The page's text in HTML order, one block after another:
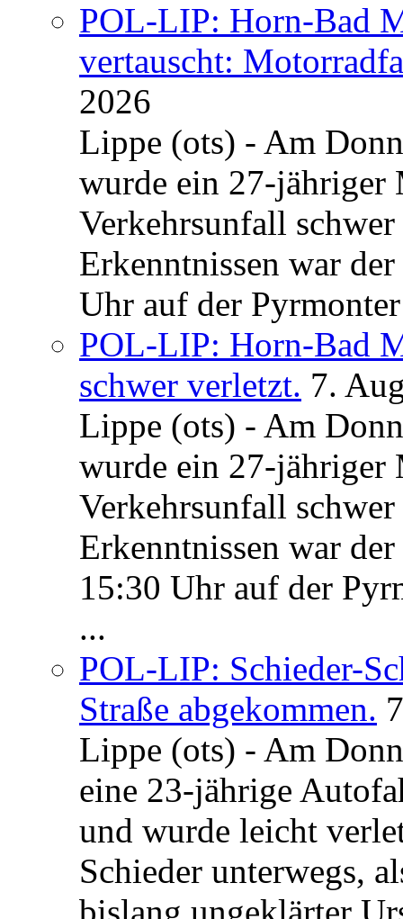
POL-LIP: Horn-Bad
vertauscht:
2026
Lippe (ots) - Am
wurde ein 27-jähriger
Verkehrsunfall
Erkenntnissen war
Uhr auf der
POL-LIP: Horn-Bad
schwer verletzt. 7.
Lippe (ots) - Am
wurde ein 27-jähriger
Verkehrsunfall
Erkenntnissen war
15:30 Uhr auf der
...
POL-LIP: Schieder-
Straße abgekommen.
Lippe (ots) - Am
eine 23-jährige
und wurde leicht
Schieder unterwegs,